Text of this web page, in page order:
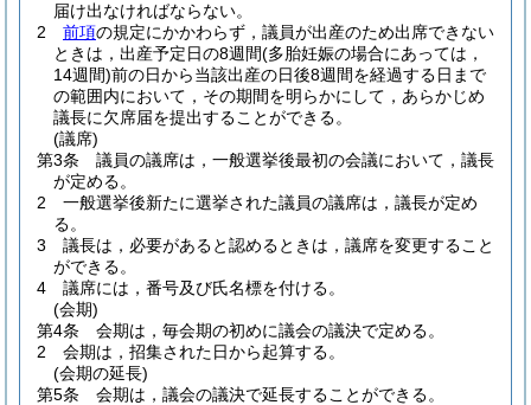
届け出なければならない。
2
前項の規定にかかわらず，議員が出産のため出席できない
ときは，出産予定日の8週間(多胎妊娠の場合にあっては，
14週間)前の日から当該出産の日後8週間を経過する日まで
の範囲内において，その期間を明らかにして，あらかじめ
議長に欠席届を提出することができる。
(議席)
第3条
議員の議席は，一般選挙後最初の会議において，議長
が定める。
2
一般選挙後新たに選挙された議員の議席は，議長が定め
る。
3
議長は，必要があると認めるときは，議席を変更すること
ができる。
4
議席には，番号及び氏名標を付ける。
(会期)
第4条
会期は，毎会期の初めに議会の議決で定める。
2
会期は，招集された日から起算する。
(会期の延長)
第5条
会期は，議会の議決で延長することができる。